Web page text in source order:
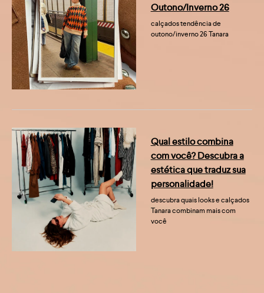
Outono/Inverno 26
calçados tendência de
outono/inverno 26 Tanara
Qual estilo combina
com você? Descubra a
estética que traduz sua
personalidade!
descubra quais looks e calçados
Tanara combinam mais com
você